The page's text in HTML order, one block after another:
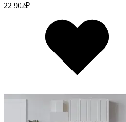
22 902₽